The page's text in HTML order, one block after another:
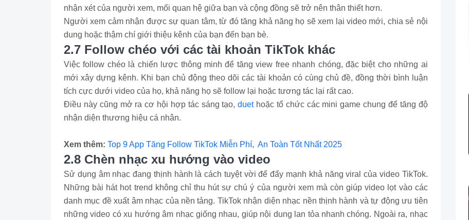
nhận xét của người xem, mối quan hệ giữa bạn và cộng đồng sẽ trở nên thân thiết hơn.
Người xem cảm nhận được sự quan tâm, từ đó tăng khả năng họ sẽ xem lại video mới, chia sẻ nội
dung hoặc thậm chí giới thiệu kênh của bạn đến bạn bè.
2.7 Follow chéo với các tài khoản TikTok khác
Việc follow chéo là chiến lược thông minh để tăng view free nhanh chóng, đặc biệt cho những ai
mới xây dựng kênh. Khi bạn chủ động theo dõi các tài khoản có cùng chủ đề, đồng thời bình luận
tích cực dưới video của họ, khả năng họ sẽ follow lại hoặc tương tác lại rất cao.
Điều này cũng mở ra cơ hội hợp tác sáng tạo,duethoặc tổ chức các mini game chung để tăng độ
nhận diện thương hiệu cá nhân.
Xem thêm: Top 9 App Tăng Follow TikTok Miễn Phí, An Toàn Tốt Nhất 2025
2.8 Chèn nhạc xu hướng vào video
Sử dụng âm nhạc đang thịnh hành là cách tuyệt vời để đẩy mạnh khả năng viral của video TikTok.
Những bài hát hot trend không chỉ thu hút sự chú ý của người xem mà còn giúp video lọt vào các
danh mục đề xuất âm nhạc của nền tảng. TikTok nhận diện nhạc nền thịnh hành và tự động ưu tiên
những video có xu hướng âm nhạc giống nhau, giúp nội dung lan tỏa nhanh chóng. Ngoài ra, nhạc